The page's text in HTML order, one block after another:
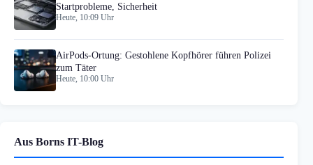
Startprobleme, Sicherheit
Heute, 10:09 Uhr
AirPods-Ortung: Gestohlene Kopfhörer führen Polizei
zum Täter
Heute, 10:00 Uhr
Aus Borns IT-Blog